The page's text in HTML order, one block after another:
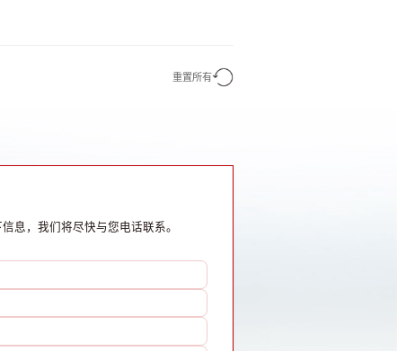
重置所有
息，我们将尽快与您电话联系。